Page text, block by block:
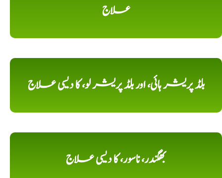
علاج
بلڈ پریشر ہائی، اور بلڈ پریشر لو، کا دیسی علاج
بھگندر، ناسور، کا دیسی علاج